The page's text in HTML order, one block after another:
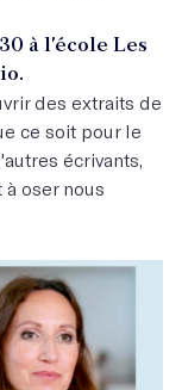
à l'école Les
des extraits de
ce soit pour le
écrivants,
oser nous